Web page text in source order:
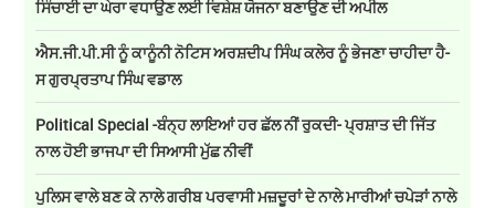
ਸਿੰਚਾਈ ਦਾ ਘੇਰਾ ਵਧਾਉਣ ਲਈ ਵਿਸ਼ੇਸ਼ ਯੋਜਨਾ ਬਣਾਉਣ ਦੀ ਅਪੀਲ
ਐਸ.ਜੀ.ਪੀ.ਸੀ ਨੂੰ ਕਾਨੂੰਨੀ ਨੋਟਿਸ ਅਰਸ਼ਦੀਪ ਸਿੰਘ ਕਲੇਰ ਨੂੰ ਭੇਜਣਾ ਚਾਹੀਦਾ ਹੈ-
ਸ ਗੁਰਪ੍ਰਤਾਪ ਸਿੰਘ ਵਡਾਲ
Political Special -ਬੰਨ੍ਹ ਲਾਇਆਂ ਹਰ ਛੱਲ ਨੀਂ ਰੁਕਦੀ- ਪ੍ਰਸ਼ਾਤ ਦੀ ਜਿੱਤ
ਨਾਲ ਹੋਈ ਭਾਜਪਾ ਦੀ ਸਿਆਸੀ ਮੁੱਛ ਨੀਵੀਂ
ਪੁਲਿਸ ਵਾਲੇ ਬਣ ਕੇ ਨਾਲੇ ਗਰੀਬ ਪਰਵਾਸੀ ਮਜ਼ਦੂਰਾਂ ਦੇ ਨਾਲੇ ਮਾਰੀਆਂ ਚਪੇੜਾਂ ਨਾਲੇ